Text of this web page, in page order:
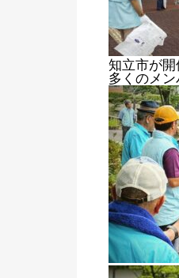
知立市が開
多くのメ